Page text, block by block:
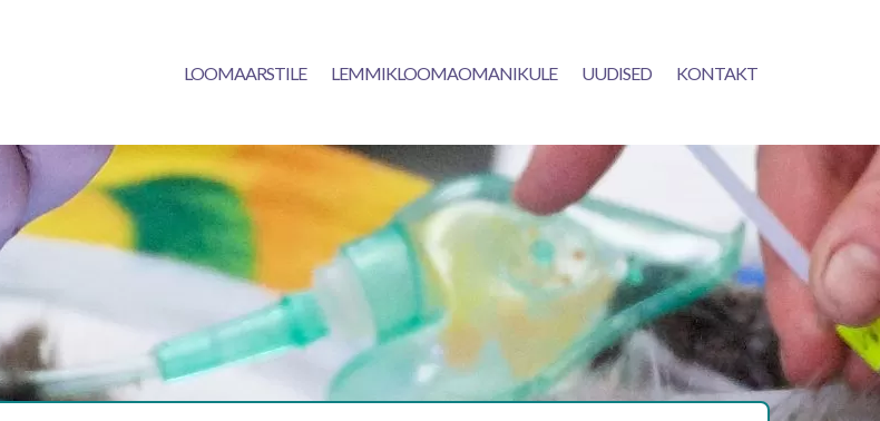
LOOMAARSTILE LEMMIKLOOMAOMANIKULE UUDISED KONTAKT